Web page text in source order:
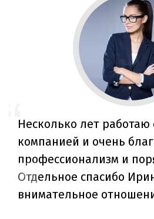
Несколько лет работаю
компанией и очень
профессионализм и
Отдельное спасибо
внимательное